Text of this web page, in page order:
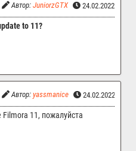
Автор: JuniorzGTX 24.02.2022 09:39
to 11?
Автор: yassmanice 24.02.2022 02:27
Filmora 11, пожалуйста